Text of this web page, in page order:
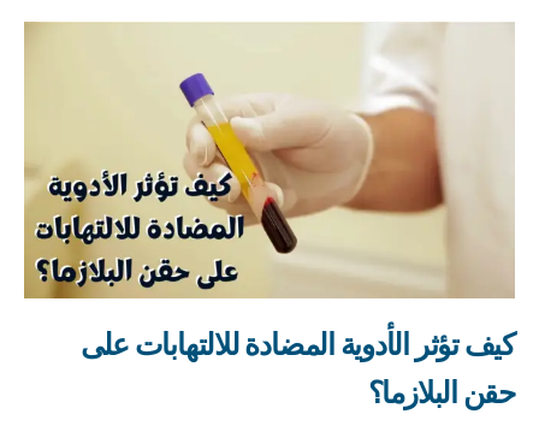
كيف تؤثر الأدوية المضادة للالتهابات على
حقن البلازما؟